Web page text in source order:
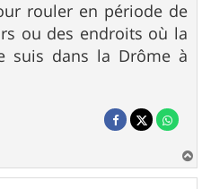
rouler en période de
ou des endroits où la
suis dans la Drôme à
a